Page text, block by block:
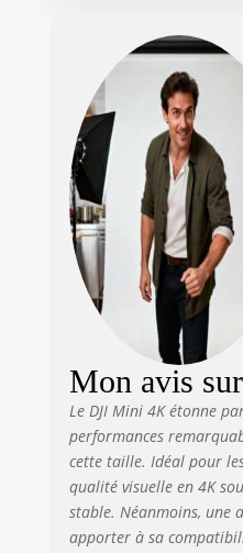
3 axes
parfaite pour
dignes du
Résistance
(niveau 5) -
balais
et permettent
des altitudes
000 mètres.
de
jusqu’à 10
continue
prolongée -
trois packs :
min), deux
trois
adieu à
batterie.
sûr - DJI Mini
charge le
en un clic, le
départ (RTH)
GPS, le vol
Mon avis
Le DJI Mini 4K étonne
performances
cette taille. Idéal pour
qualité visuelle en 4K
stable. Néanmoins, une
apporter à sa